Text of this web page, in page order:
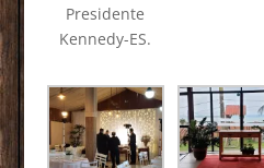
Presidente
Kennedy-ES.